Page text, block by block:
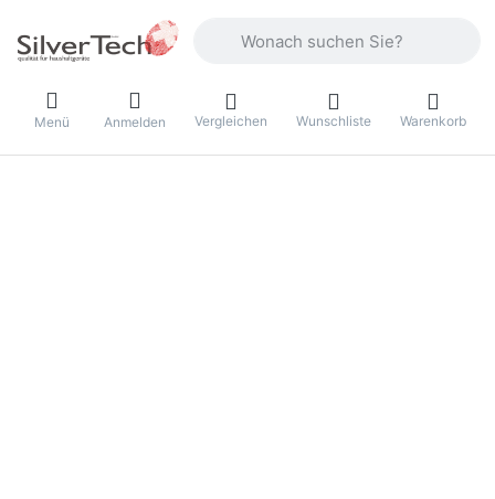
Menü Anmelden Vergleichen Wunschliste Warenkorb